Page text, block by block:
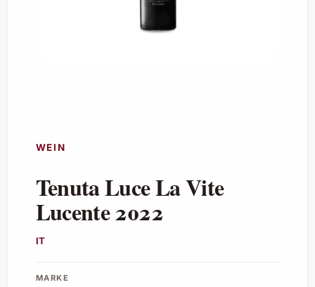
WEIN
Tenuta Luce La Vite
Lucente 2022
IT
MARKE